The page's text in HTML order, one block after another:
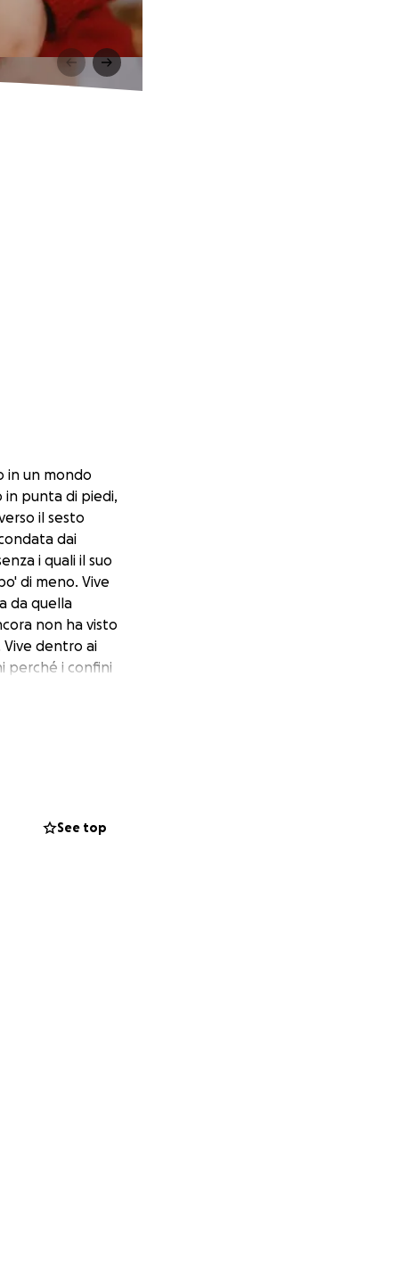
in un mondo
in punta di piedi,
il sesto
dai
i quali il suo
di meno. Vive
da quella
non ha visto
dentro ai
perché i confini
una forza della
di una vita
See top